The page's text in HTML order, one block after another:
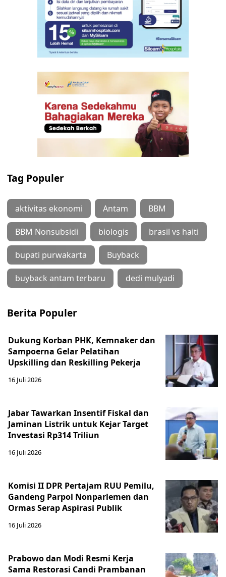
Tag Populer
aktivitas ekonomi Antam BBM
BBM Nonsubsidi biologis brasil vs haiti
bupati purwakarta Buyback
buyback antam terbaru dedi mulyadi
Berita Populer
Dukung Korban PHK, Kemnaker dan
Sampoerna Gelar Pelatihan
Upskilling dan Reskilling Pekerja
16 Juli 2026
Jabar Tawarkan Insentif Fiskal dan
Jaminan Listrik untuk Kejar Target
Investasi Rp314 Triliun
16 Juli 2026
Komisi II DPR Pertajam RUU Pemilu,
Gandeng Parpol Nonparlemen dan
Ormas Serap Aspirasi Publik
16 Juli 2026
Prabowo dan Modi Resmi Kerja
Sama Restorasi Candi Prambanan